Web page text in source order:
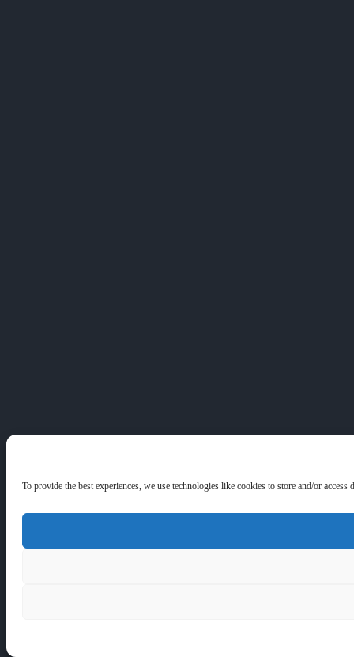
To provide the best experiences, we use technologies like cookies to store and/or